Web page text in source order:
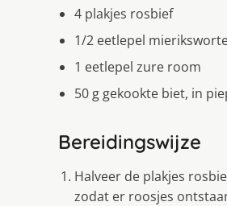
4 plakjes rosbief
1/2 eetlepel
1 eetlepel zure room
50 g gekookte biet, in
Bereidingswijze
Halveer de plakjes
zodat er roosjes